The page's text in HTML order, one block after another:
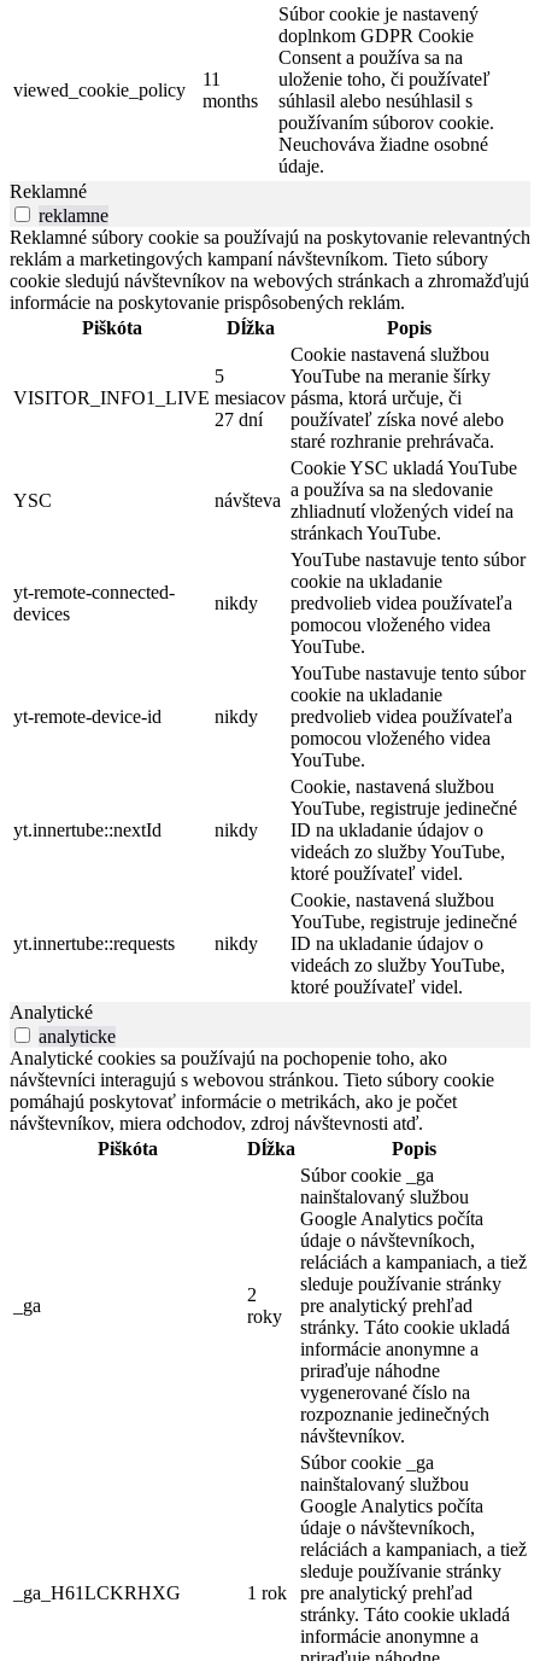
viewed_cookie_policy
11
months
Súbor cookie je nastavený
doplnkom GDPR Cookie
Consent a používa sa na
uloženie toho, či používateľ
súhlasil alebo nesúhlasil s
používaním súborov cookie.
Neuchováva žiadne osobné
údaje.
Reklamné
reklamne
Reklamné súbory cookie sa používajú na poskytovanie relevantných
reklám a marketingových kampaní návštevníkom. Tieto súbory
cookie sledujú návštevníkov na webových stránkach a zhromažďujú
informácie na poskytovanie prispôsobených reklám.
Piškóta
Dĺžka Popis
VISITOR_INFO1_LIVE
5
mesiacov
27 dní
Cookie nastavená službou
YouTube na meranie šírky
pásma, ktorá určuje, či
používateľ získa nové alebo
staré rozhranie prehrávača.
YSC návšteva
Cookie YSC ukladá YouTube
a používa sa na sledovanie
zhliadnutí vložených videí na
stránkach YouTube.
yt-remote-connected-
devices
nikdy
YouTube nastavuje tento súbor
cookie na ukladanie
predvolieb videa používateľa
pomocou vloženého videa
YouTube.
yt-remote-device-id nikdy
YouTube nastavuje tento súbor
cookie na ukladanie
predvolieb videa používateľa
pomocou vloženého videa
YouTube.
yt.innertube::nextId nikdy
Cookie, nastavená službou
YouTube, registruje jedinečné
ID na ukladanie údajov o
videách zo služby YouTube,
ktoré používateľ videl.
yt.innertube::requests nikdy
Cookie, nastavená službou
YouTube, registruje jedinečné
ID na ukladanie údajov o
videách zo služby YouTube,
ktoré používateľ videl.
Analytické
analyticke
Analytické cookies sa používajú na pochopenie toho, ako
návštevníci interagujú s webovou stránkou. Tieto súbory cookie
pomáhajú poskytovať informácie o metrikách, ako je počet
návštevníkov, miera odchodov, zdroj návštevnosti atď.
Piškóta
Dĺžka Popis
_ga
2
roky
Súbor cookie _ga
nainštalovaný službou
Google Analytics počíta
údaje o návštevníkoch,
reláciách a kampaniach, a tiež
sleduje používanie stránky
pre analytický prehľad
stránky. Táto cookie ukladá
informácie anonymne a
priraďuje náhodne
vygenerované číslo na
rozpoznanie jedinečných
návštevníkov.
_ga_H61LCKRHXG 1 rok
Súbor cookie _ga
nainštalovaný službou
Google Analytics počíta
údaje o návštevníkoch,
reláciách a kampaniach, a tiež
sleduje používanie stránky
pre analytický prehľad
stránky. Táto cookie ukladá
informácie anonymne a